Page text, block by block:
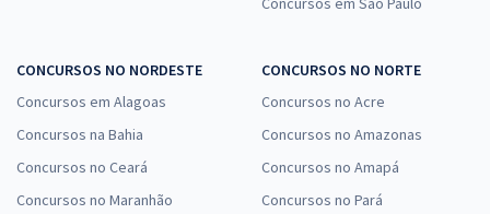
CONCURSOS NO NORDESTE
Concursos em Alagoas
Concursos na Bahia
Concursos no Ceará
Concursos no Maranhão
CONCURSOS NO NORTE
Concursos no Acre
Concursos no Amazonas
Concursos no Amapá
Concursos no Pará